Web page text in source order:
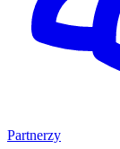
Partnerzy